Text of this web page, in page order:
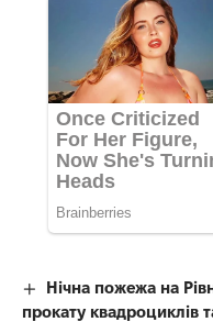
Нічна пожежа на
прокату квадроциклів